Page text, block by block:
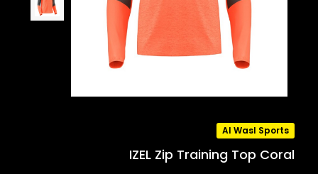
Al Wasl Sports
IZEL Zip Training Top Coral